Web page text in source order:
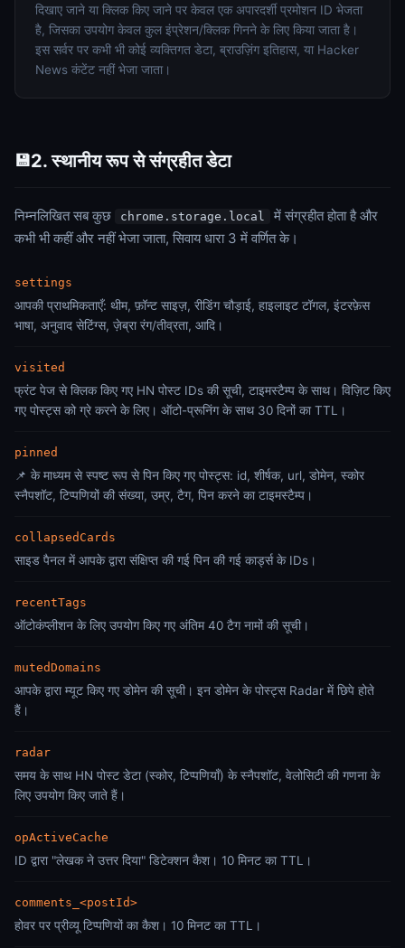
दिखाए जाने या क्लिक किए जाने पर केवल एक अपारदर्शी प्रमोशन ID भेजता
है, जिसका उपयोग केवल कुल इंप्रेशन/क्लिक गिनने के लिए किया जाता है।
इस सर्वर पर कभी भी कोई व्यक्तिगत डेटा, ब्राउज़िंग इतिहास, या Hacker
News कंटेंट नहीं भेजा जाता।
💾2. स्थानीय रूप से संग्रहीत डेटा
निम्नलिखित सब कुछ chrome.storage.local
में संग्रहीत होता है और
कभी भी कहीं और नहीं भेजा जाता, सिवाय धारा 3 में वर्णित के।
settings
आपकी प्राथमिकताएँ: थीम, फ़ॉन्ट साइज़, रीडिंग चौड़ाई, हाइलाइट टॉगल, इंटरफ़ेस
भाषा, अनुवाद सेटिंग्स, ज़ेब्रा रंग/तीव्रता, आदि।
visited
फ्रंट पेज से क्लिक किए गए HN पोस्ट IDs की सूची, टाइमस्टैम्प के साथ। विज़िट किए
गए पोस्ट्स को ग्रे करने के लिए। ऑटो-प्रूनिंग के साथ 30 दिनों का TTL।
pinned
📌 के माध्यम से स्पष्ट रूप से पिन किए गए पोस्ट्स: id, शीर्षक, url, डोमेन, स्कोर
स्नैपशॉट, टिप्पणियों की संख्या, उम्र, टैग, पिन करने का टाइमस्टैम्प।
collapsedCards
साइड पैनल में आपके द्वारा संक्षिप्त की गई पिन की गई कार्ड्स के IDs।
recentTags
ऑटोकंप्लीशन के लिए उपयोग किए गए अंतिम 40 टैग नामों की सूची।
mutedDomains
आपके द्वारा म्यूट किए गए डोमेन की सूची। इन डोमेन के पोस्ट्स Radar में छिपे होते
हैं।
radar
समय के साथ HN पोस्ट डेटा (स्कोर, टिप्पणियाँ) के स्नैपशॉट, वेलोसिटी की गणना के
लिए उपयोग किए जाते हैं।
opActiveCache
ID द्वारा "लेखक ने उत्तर दिया" डिटेक्शन कैश। 10 मिनट का TTL।
comments_<postId>
होवर पर प्रीव्यू टिप्पणियों का कैश। 10 मिनट का TTL।